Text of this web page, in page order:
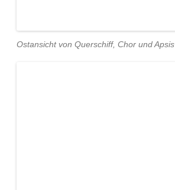
Ostansicht von Querschiff, Chor und Apsis